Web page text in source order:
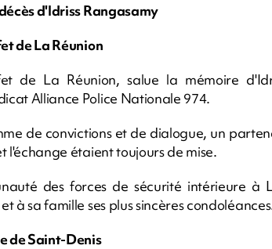
d'Idriss Rangasamy
de La Réunion
de La Réunion, salue la mémoire
Alliance Police Nationale 974.
de convictions et de dialogue, un
l'échange étaient toujours de mise.
des forces de sécurité intérieure à
à sa famille ses plus sincères
de Saint-Denis